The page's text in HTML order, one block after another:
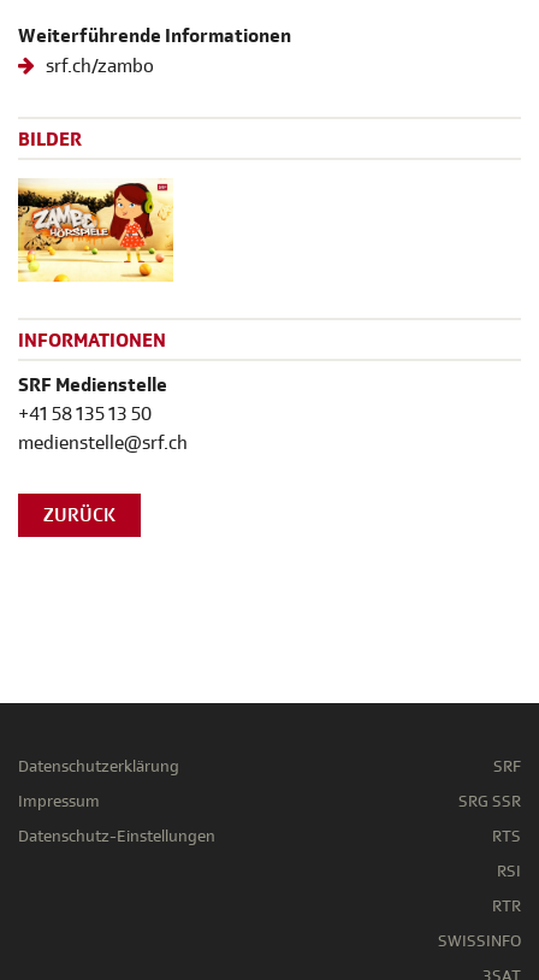
Weiterführende Informationen
srf.ch/zambo
BILDER
INFORMATIONEN
SRF Medienstelle
+41 58 135 13 50
medienstelle@srf.ch
ZURÜCK
Datenschutzerklärung
Impressum
Datenschutz-Einstellungen
SRF
SRG SSR
RTS
RSI
RTR
SWISSINFO
3SAT